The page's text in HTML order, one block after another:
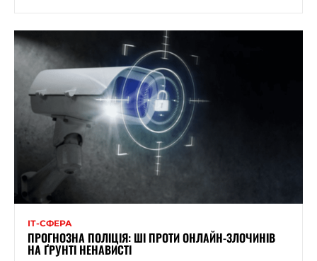
ІТ-СФЕРА
ПРОГНОЗНА ПОЛІЦІЯ: ШІ ПРОТИ ОНЛАЙН-ЗЛОЧИНІВ
НА ҐРУНТІ НЕНАВИСТІ